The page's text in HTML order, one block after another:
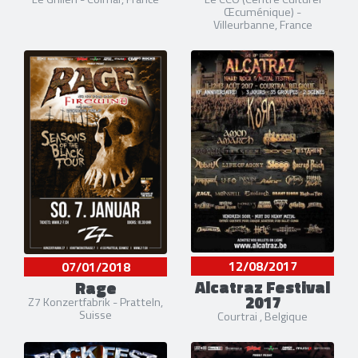
Œcuménique) -
Villeurbanne, France
07/01/2018
Rage
Z7 Konzertfabrik - Pratteln,
Suisse
12/08/2017
Alcatraz Festival
2017
Courtrai , Belgique